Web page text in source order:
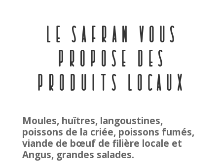
Le Safran vous
propose des
produits locaux
Moules, huîtres, langoustines,
poissons de la criée, poissons fumés,
viande de bœuf de filière locale et
Angus, grandes salades.